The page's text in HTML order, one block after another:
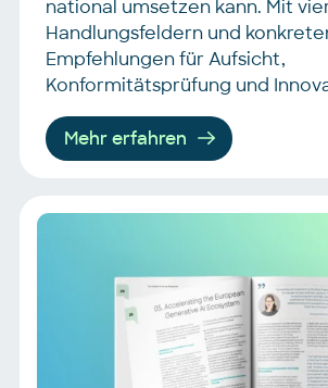
national umsetzen kann. Mit
Handlungsfeldern und
Empfehlungen für Aufsicht,
Konformitätsprüfung und
Mehr erfahren